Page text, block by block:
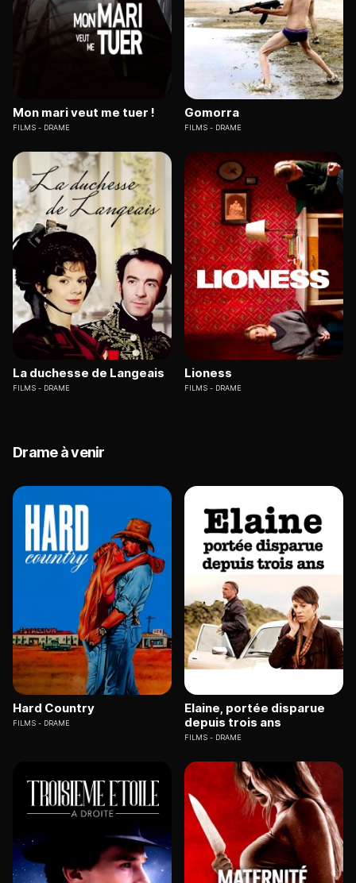
Mon mari veut me tuer !
FILMS DRAME
Gomorra
FILMS DRAME
La duchesse de Langeais
FILMS DRAME
Lioness
FILMS DRAME
Drame à venir
Hard Country
FILMS DRAME
Elaine, portée disparue
depuis trois ans
FILMS DRAME